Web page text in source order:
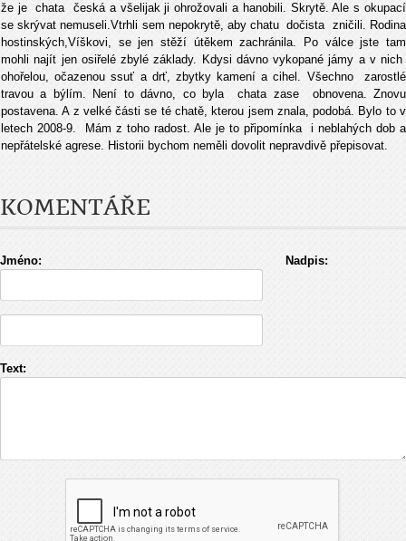
že je chata česká a všelijak ji ohrožovali a hanobili. Skrytě. Ale s okupací
se skrývat nemuseli.Vtrhli sem nepokrytě, aby chatu dočista zničili. Rodina
hostinských,Víškovi, se jen stěží útěkem zachránila. Po válce jste tam
mohli najít jen osiřelé zbylé základy. Kdysi dávno vykopané jámy a v nich
ohořelou, očazenou ssuť a drť, zbytky kamení a cihel. Všechno zarostlé
travou a býlím. Není to dávno, co byla chata zase obnovena. Znovu
postavena. A z velké části se té chatě, kterou jsem znala, podobá. Bylo to v
letech 2008-9. Mám z toho radost. Ale je to připomínka i neblahých dob a
nepřátelské agrese. Historii bychom neměli dovolit nepravdivě přepisovat.
KOMENTÁŘE
Jméno: Nadpis:
Text: